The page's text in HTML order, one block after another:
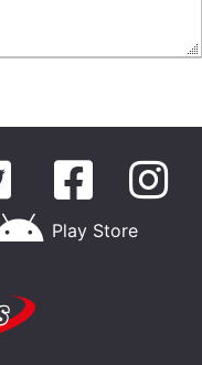
Play Store